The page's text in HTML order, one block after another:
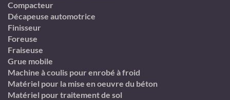
Compacteur
Décapeuse automotrice
Finisseur
Foreuse
Fraiseuse
Grue mobile
Machine à coulis pour enrobé à froid
Matériel pour la mise en oeuvre du béton
Matériel pour traitement de sol